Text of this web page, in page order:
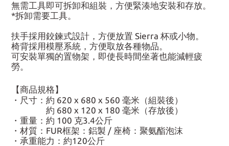
無需工具即可拆卸和組裝，方便緊湊地安裝和存放。
*拆卸需要工具。
扶手採用鉸鍊式設計，方便放置 Sierra 杯或小物。
椅背採用模壓系統，方便取放各種物品。
可安裝單獨的置物架，即使長時間坐著也能減輕疲
勞。
【商品規格】
・尺寸：約 620 x 680 x 560 毫米（組裝後）
約 680 x 120 x 180 毫米（存放後）
・重量：約 100 克3.4公斤
・材質：FUR框架：鋁製 / 座椅：聚氨酯泡沫
・承重能力：約120公斤